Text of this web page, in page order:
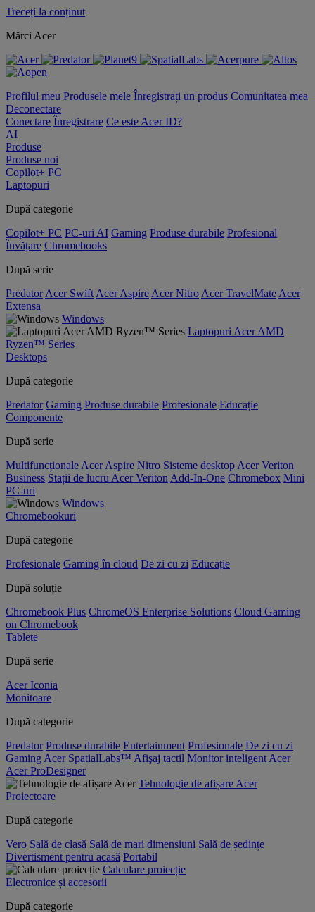
Treceți la conținut
Mărci Acer
Profilul meu Produsele mele Înregistrați un produs Comunitatea mea
Deconectare
Conectare Înregistrare Ce este Acer ID?
AI
Produse
Produse noi
Copilot+ PC
Laptopuri
După categorie
Copilot+ PC PC-uri AI Gaming Produse durabile Profesional
Învățare Chromebooks
După serie
Predator Acer Swift Acer Aspire Acer Nitro Acer TravelMate Acer
Extensa
Windows
Laptopuri Acer AMD
Ryzen™ Series
Desktops
După categorie
Predator Gaming Produse durabile Profesionale Educație
Componente
După serie
Multifuncționale Acer Aspire Nitro Sisteme desktop Acer Veriton
Business Stații de lucru Acer Veriton Add-In-One Chromebox Mini
PC-uri
Windows
Chromebookuri
După categorie
Profesionale Gaming în cloud De zi cu zi Educație
După soluție
Chromebook Plus ChromeOS Enterprise Solutions Cloud Gaming
on Chromebook
Tablete
După serie
Acer Iconia
Monitoare
După categorie
Predator Produse durabile Entertainment Profesionale De zi cu zi
Gaming Acer SpatialLabs™ Afişaj tactil Monitor inteligent Acer
Acer ProDesigner
Tehnologie de afișare Acer
Proiectoare
După categorie
Vero Sală de clasă Sală de mari dimensiuni Sală de ședințe
Divertisment pentru acasă Portabil
Calculare proiecție
Electronice și accesorii
După categorie